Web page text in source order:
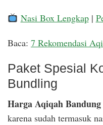
Nasi Box Lengkap|
Baca: 7 Rekomendasi
Paket Spesial
Bundling
Harga Aqiqah Bandung
karena sudah termasuk